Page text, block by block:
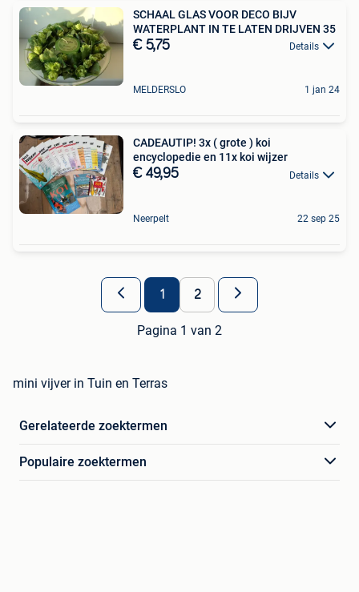
SCHAAL GLAS VOOR DECO BIJV
WATERPLANT IN TE LATEN DRIJVEN 35
€ 5,75 Details
MELDERSLO 1 jan 24
CADEAUTIP! 3x ( grote ) koi
encyclopedie en 11x koi wijzer
€ 49,95 Details
Neerpelt 22 sep 25
1 2
Pagina 1 van 2
mini vijver in Tuin en Terras
Gerelateerde zoektermen
Populaire zoektermen